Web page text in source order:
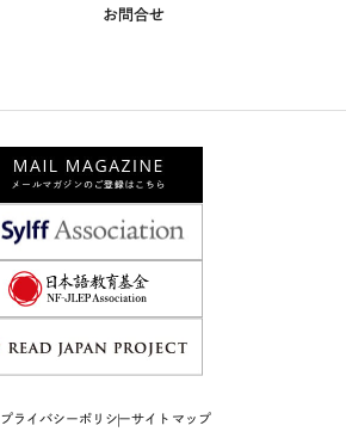
お問合せ
プライバシーポリシーサイトマップ